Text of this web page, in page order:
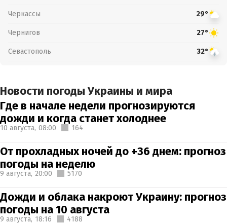
Черкассы 29°
Чернигов 27°
Севастополь 32°
Новости погоды Украины и мира
Где в начале недели прогнозируются
дожди и когда станет холоднее
10 августа, 08:00 164
От прохладных ночей до +36 днем: прогноз
погоды на неделю
9 августа, 20:00 5170
Дожди и облака накроют Украину: прогноз
погоды на 10 августа
9 августа, 18:16 4188